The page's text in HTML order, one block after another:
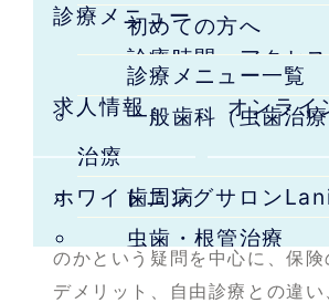
医師紹介
診療時間・アクセス
コラム・最新情報
初めての方へ
診療メニュー
診療メニュー一覧
一般歯科（虫歯治
治療
歯周病
虫歯・根管治療
インプラント
求人情報 オンライ
ホワイトニングサロン
保険の入れ歯で十分
メリットと後悔しな
入れ歯を作るなら、保険の入
丈夫かな？と悩む方は多いので
か。この記事では、保険の入
のかという疑問を中心に、保
デメリット、自由診療との違